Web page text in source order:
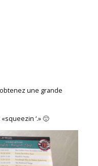
une grande
‘.» 🙂